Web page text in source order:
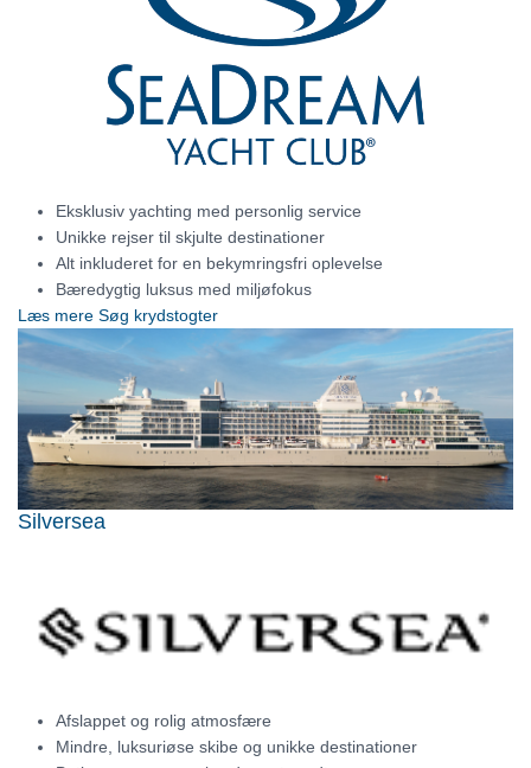
Eksklusiv yachting med personlig service
Unikke rejser til skjulte destinationer
Alt inkluderet for en bekymringsfri oplevelse
Bæredygtig luksus med miljøfokus
Læs mere Søg krydstogter
Silversea
Afslappet og rolig atmosfære
Mindre, luksuriøse skibe og unikke destinationer